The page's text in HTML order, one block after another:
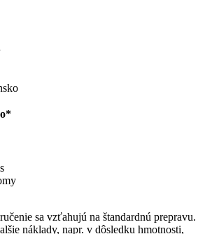
sa vzťahujú na štandardnú prepravu.
náklady, napr. v dôsledku hmotnosti,